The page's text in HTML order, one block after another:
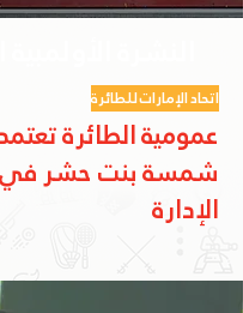
اتحاد الإمارات للطائرة
عمومية الطائرة
شمسة بنت حشر
الإدارة